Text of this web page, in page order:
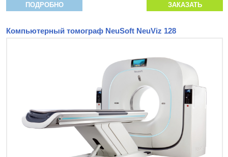
ПОДРОБНО ЗАКАЗАТЬ
Компьютерный томограф NeuSoft NeuViz 128